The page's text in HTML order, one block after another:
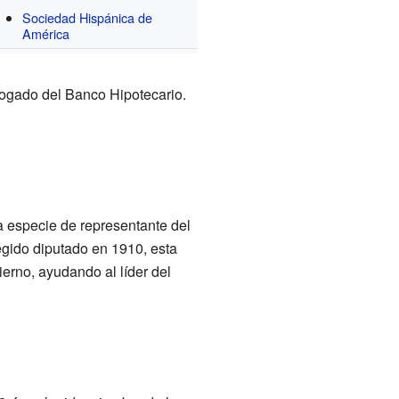
Sociedad Hispánica de
América
del Banco Hipotecario.
de representante del
diputado en 1910, esta
ayudando al líder del